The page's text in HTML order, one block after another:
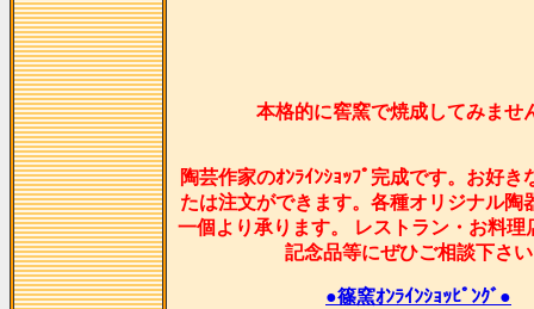
本格的に窖窯で焼成してみませ
陶芸作家のｵﾝﾗｲﾝｼｮｯﾌﾟ完成です。お好き
たは注文ができます。各種オリジナル陶
一個より承ります。 レストラン・お料理
記念品等にぜひご相談下さ
●篠窯ｵﾝﾗｲﾝｼｮｯﾋﾟﾝｸﾞ●